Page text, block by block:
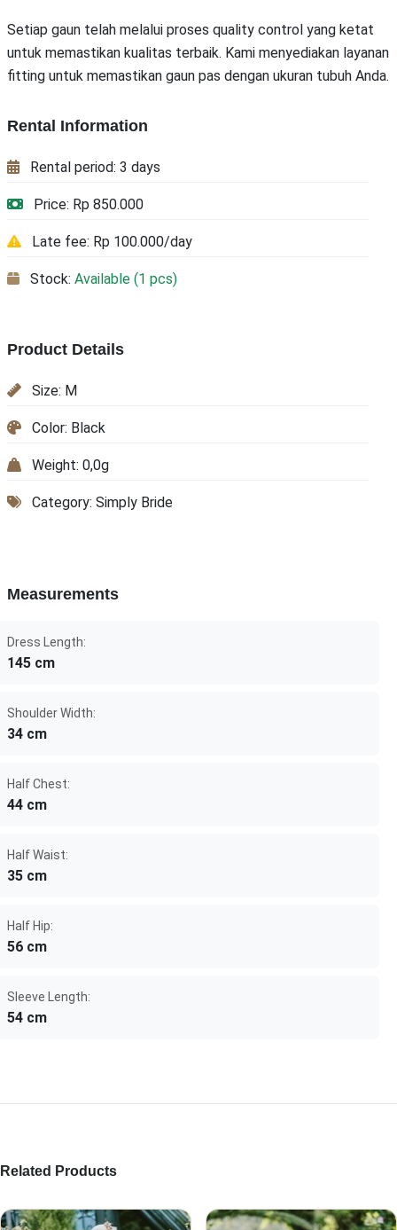
Setiap gaun telah melalui proses quality control yang ketat
untuk memastikan kualitas terbaik. Kami menyediakan layanan
fitting untuk memastikan gaun pas dengan ukuran tubuh Anda.
Rental Information
Rental period: 3 days
Price: Rp 850.000
Late fee: Rp 100.000/day
Stock: Available (1 pcs)
Product Details
Size: M
Color: Black
Weight: 0,0g
Category: Simply Bride
Measurements
Dress Length:
145 cm
Shoulder Width:
34 cm
Half Chest:
44 cm
Half Waist:
35 cm
Half Hip:
56 cm
Sleeve Length:
54 cm
Related Products